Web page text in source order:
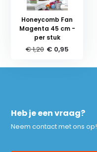
Honeycomb Fan
Magenta 45 cm -
per stuk
€ 1,20 € 0,95
Heb je een vraag?
Neem contact met ons op!